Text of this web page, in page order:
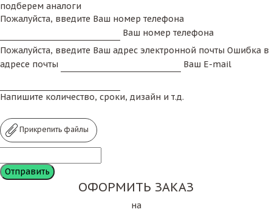
подберем аналоги
Пожалуйста, введите Ваш номер телефона
Ваш номер телефона
Пожалуйста, введите Ваш адрес электронной почты Ошибка в
адресе почты
Ваш E-mail
Напишите количество, сроки, дизайн и т.д.
Прикрепить файлы
ОФОРМИТЬ ЗАКАЗ
на